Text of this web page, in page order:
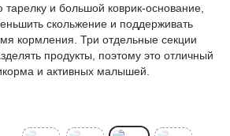
и большой коврик-основание,
скольжение и поддерживать
кормления. Три отдельные секции
продукты, поэтому это отличный
и активных малышей.